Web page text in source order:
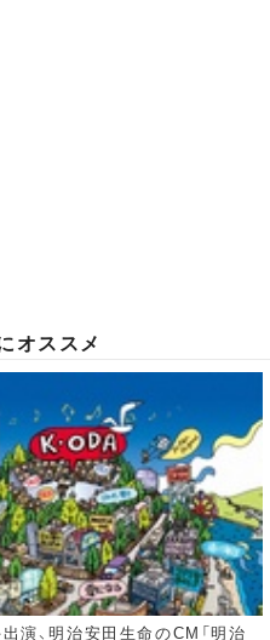
オススメ
演、明治安田生命のCM「明治